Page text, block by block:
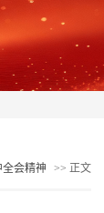
会精神 >> 正文